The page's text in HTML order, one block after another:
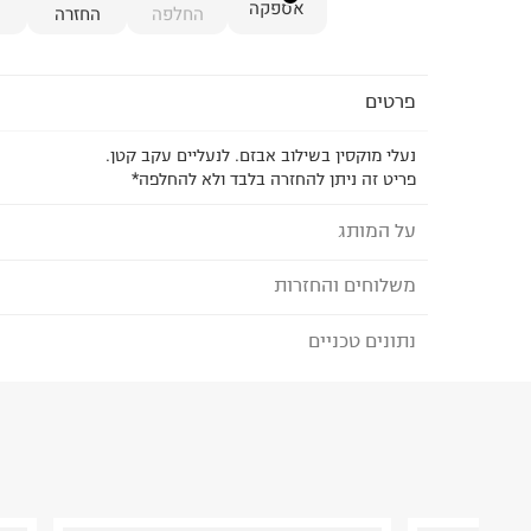
אספקה החלפה החזרה
פרטים
נעלי מוקסין בשילוב אבזם. לנעליים עקב קטן.
פריט זה ניתן להחזרה בלבד ולא להחלפה*
על המותג
סם אדלמן- SAM EDELMAN
משלוחים והחזרות
לבחירת בשיטת המשלוח המתאימה לכם,
נתונים טכניים